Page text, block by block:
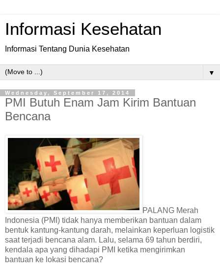
Informasi Kesehatan
Informasi Tentang Dunia Kesehatan
▼
Wednesday, September 17, 2014
PMI Butuh Enam Jam Kirim Bantuan
Bencana
PALANG Merah
Indonesia (PMI) tidak hanya memberikan bantuan dalam
bentuk kantung-kantung darah, melainkan keperluan logistik
saat terjadi bencana alam. Lalu, selama 69 tahun berdiri,
kendala apa yang dihadapi PMI ketika mengirimkan
bantuan ke lokasi bencana?